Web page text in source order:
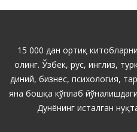
15 000 дан ортиқ
олинг. Ўзбек, рус, инглиз,
диний, бизнес, психология,
яна бошқа кўплаб
Дунёнинг исталган